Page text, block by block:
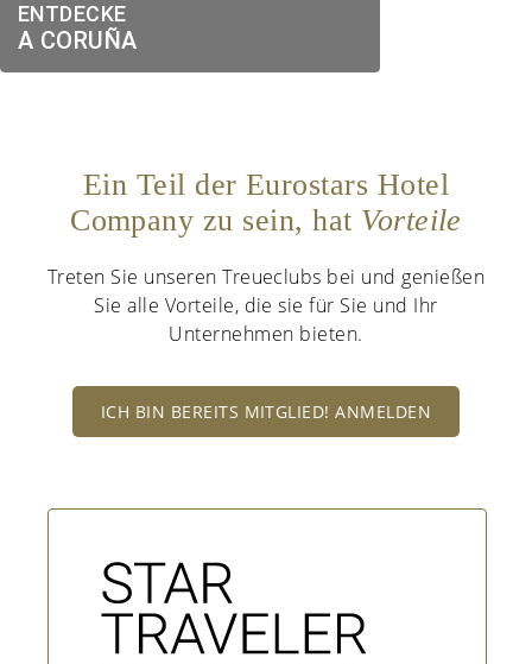
ENTDECKE
A CORUÑA
Ein Teil der Eurostars Hotel
Company zu sein, hat Vorteile
Treten Sie unseren Treueclubs bei und genießen
Sie alle Vorteile, die sie für Sie und Ihr
Unternehmen bieten.
ICH BIN BEREITS MITGLIED! ANMELDEN